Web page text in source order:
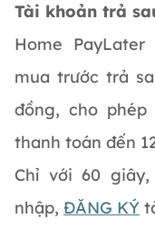
Tài khoản trả
Home
mua trước trả
đồng, cho
thanh toán đến
Chỉ với 60
nhập, ĐĂNG KÝ